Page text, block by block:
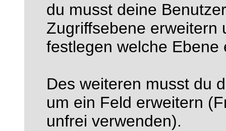
du musst deine
Zugriffsebene erweitern
festlegen welche Ebene
Des weiteren musst du
um ein Feld erweitern
unfrei verwenden).